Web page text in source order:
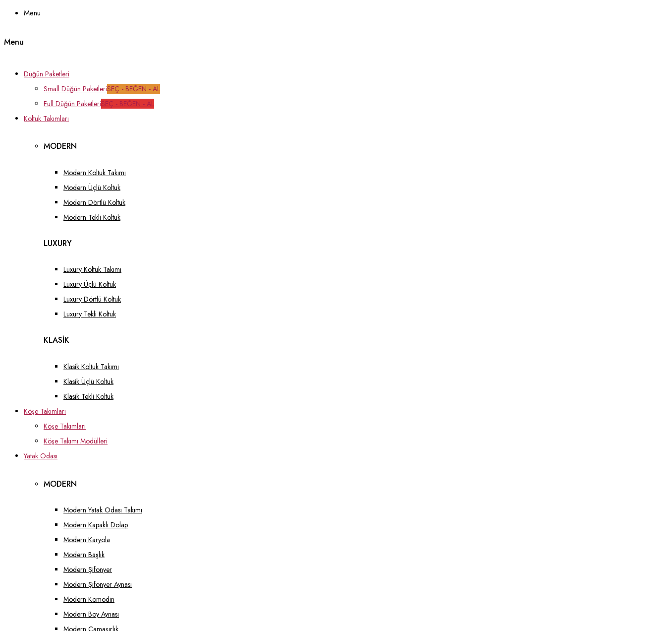
Menu
Menu
Düğün Paketleri
Small Düğün PaketleriSEÇ - BEĞEN - AL
Full Düğün PaketleriSEÇ - BEĞEN - AL
Koltuk Takımları
MODERN
Modern Koltuk Takımı
Modern Üçlü Koltuk
Modern Dörtlü Koltuk
Modern Tekli Koltuk
LUXURY
Luxury Koltuk Takımı
Luxury Üçlü Koltuk
Luxury Dörtlü Koltuk
Luxury Tekli Koltuk
KLASİK
Klasik Koltuk Takımı
Klasik Üçlü Koltuk
Klasik Tekli Koltuk
Köşe Takımları
Köşe Takımları
Köşe Takımı Modülleri
Yatak Odası
MODERN
Modern Yatak Odası Takımı
Modern Kapaklı Dolap
Modern Karyola
Modern Başlık
Modern Şifonyer
Modern Şifonyer Aynası
Modern Komodin
Modern Boy Aynası